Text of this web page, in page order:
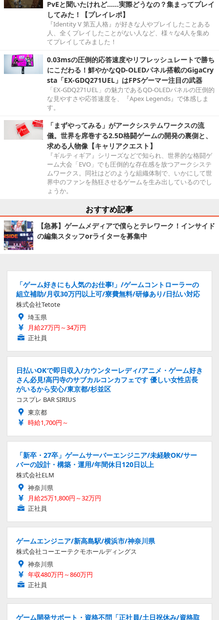
PvEと聞いたけれど……実際どうなの？集まってプレイ
してみた！【プレイレポ】
『Identity V 第五人格』が好きな人やプレイしたことある
人、全くプレイしたことがない人など、様々な4人を集め
てプレイしてみました！
0.03msの圧倒的応答速度やリフレッシュレートで勝ち
にこだわる！鮮やかなQD-OLEDパネル搭載のGigaCry
sta「EX-GDQ271UEL」はFPSゲーマー注目の武器
「EX-GDQ271UEL」の魅力であるQD-OLEDパネルの圧倒的
な見やすさや応答速度を、『Apex Legends』で体感しま
す。
「まずやってみる」がアークシステムワークスの流
儀。世界を席巻する2.5D格闘ゲームの開発の裏側と、
求める人物像【キャリアクエスト】
『ギルティギア』シリーズなどで知られ、世界的な格闘ゲ
ーム大会「EVO」でも圧倒的な存在感を放つアークシステ
ムワークス。同社はどのような組織体制で、いかにして世
界中のファンを熱狂させるゲームを生み出しているのでし
ょうか。
おすすめ記事
【急募】ゲームメディアで僕らとテレワーク！インサイド
の編集スタッフorライターを募集中
「ゲーム好きにも人気のお仕事!」/ゲームコントローラーの
組立補助/月収30万円以上可/寮費無料/研修あり/日払い対応
株式会社Tetote
埼玉県
月給27万円～34万円
正社員
日払いOKで即日収入/カウンターレディ/アニメ・ゲーム好き
さん必見!高円寺のサブカルコンカフェです 優しい女性店長
がいるから安心/東京都/杉並区
コスプレ BAR SIRIUS
東京都
時給1,700円～
「新卒・27卒」ゲームサーバーエンジニア/未経験OK/サー
バーの設計・構築・運用/年間休日120日以上
株式会社ELM
神奈川県
月給25万1,800円～32万円
正社員
ゲームエンジニア/新高島駅/横浜市/神奈川県
株式会社コーエーテクモホールディングス
神奈川県
年収480万円～860万円
正社員
ゲーム開発サポート・資格不問「正社員/土日祝休み/資格取